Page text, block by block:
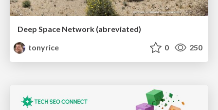
Deep Space Network (abreviated)
tonyrice
0 250